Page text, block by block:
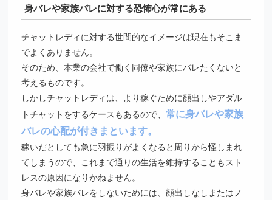
身バレや家族バレに対する恐怖心が常にある
チャットレディに対する世間的なイメージは現在もそこま
でよくありません。
そのため、本業の会社で働く同僚や家族にバレたくないと
考えるものです。
しかしチャットレディは、より稼ぐために顔出しやアダル
トチャットをするケースもあるので、常に身バレや家族
バレの心配が付きまといます。
稼いだとしても急に羽振りがよくなると周りから怪しまれ
てしまうので、これまで通りの生活を維持することもスト
レスの原因になりかねません。
身バレや家族バレをしないためには、顔出しなしまたはノ